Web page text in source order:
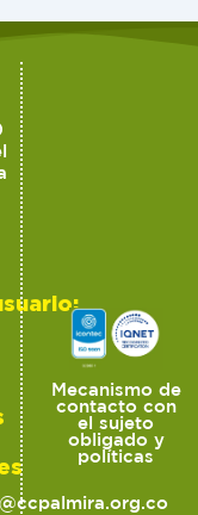
Mecanismo de
contacto con
el sujeto
obligado y
políticas